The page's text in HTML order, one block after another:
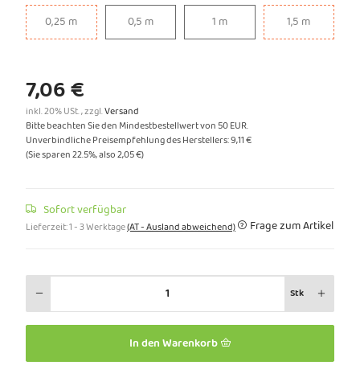
0,25 m0,25 m 0,5 m0,5 m 1 m1 m 1,5 m1,5 m
7,06 €
inkl. 20% USt. , zzgl.Versand
Bitte beachten Sie den Mindestbestellwert von 50 EUR.
Unverbindliche Preisempfehlung des Herstellers:9,11 €
(Sie sparen22.5%, also2,05 €)
Sofort verfügbar
Lieferzeit:1 - 3 Werktage(AT - Ausland abweichend) Frage zum Artikel
Stk
In den Warenkorb